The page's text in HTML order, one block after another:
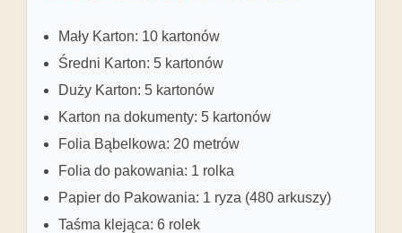
Mały Karton: 10 kartonów
Średni Karton: 5 kartonów
Duży Karton: 5 kartonów
Karton na dokumenty: 5 kartonów
Folia Bąbelkowa: 20 metrów
Folia do pakowania: 1 rolka
Papier do Pakowania: 1 ryza (480 arkuszy)
Taśma klejąca: 6 rolek